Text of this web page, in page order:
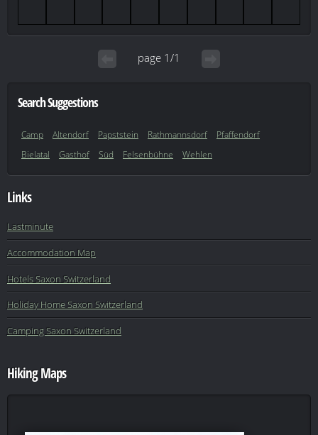
page 1/1
Search Suggestions
Camp Altendorf Papststein Rathmannsdorf
Pfaffendorf
Bielatal
Gasthof Süd Felsenbühne Wehlen
Links
Lastminute
Accommodation Map
Hotels Saxon Switzerland
Holiday Home Saxon Switzerland
Camping Saxon Switzerland
Hiking Maps